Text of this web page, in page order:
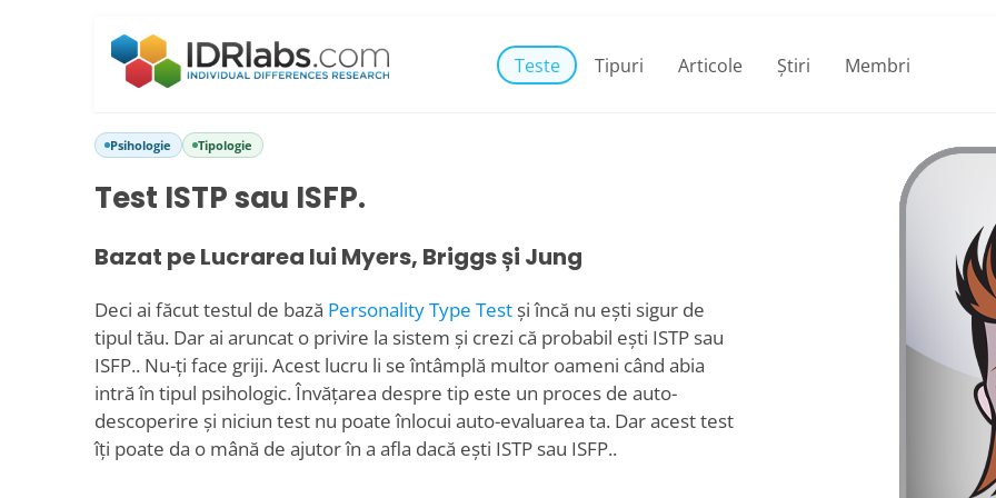
Teste Tipuri Articole Știri Membri
Psihologie Tipologie
Test ISTP sau ISFP.
Bazat pe Lucrarea lui Myers, Briggs și Jung
Deci ai făcut testul de bază Personality Type Test și încă nu ești sigur de
tipul tău. Dar ai aruncat o privire la sistem și crezi că probabil ești ISTP sau
ISFP.. Nu-ți face griji. Acest lucru li se întâmplă multor oameni când abia
intră în tipul psihologic. Învățarea despre tip este un proces de auto-
descoperire și niciun test nu poate înlocui auto-evaluarea ta. Dar acest test
îți poate da o mână de ajutor în a afla dacă ești ISTP sau ISFP..